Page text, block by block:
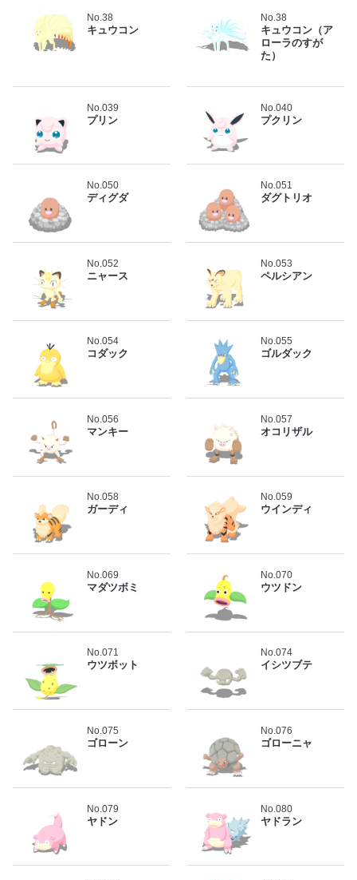
No.38
キュウコン
No.38
キュウコン（ア
ローラのすが
た）
No.039
プリン
No.040
プクリン
No.050
ディグダ
No.051
ダグトリオ
No.052
ニャース
No.053
ペルシアン
No.054
コダック
No.055
ゴルダック
No.056
マンキー
No.057
オコリザル
No.058
ガーディ
No.059
ウインディ
No.069
マダツボミ
No.070
ウツドン
No.071
ウツボット
No.074
イシツブテ
No.075
ゴローン
No.076
ゴローニャ
No.079
ヤドン
No.080
ヤドラン